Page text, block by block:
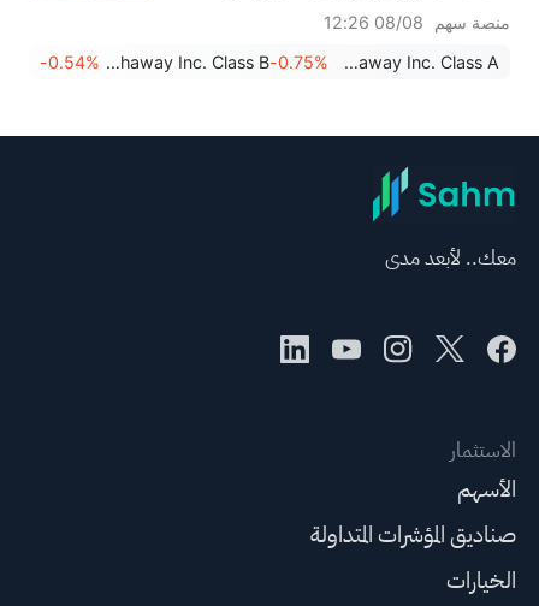
تسريع عمليات إعادة شراء الأسهم.
منصة سهم
08/08 12:26
Berkshire Hathaway Inc. Class A
-0.75%
Berkshire Hathaway Inc. Class B
-0.54%
معك.. لأبعد مدى
الاستثمار
الأسهم
صناديق المؤشرات المتداولة
الخيارات